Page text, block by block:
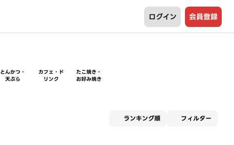
ログイン 会員登録
とんかつ・
天ぷら
カフェ・ド
リンク
たこ焼き・
お好み焼き
ランキング順 フィルター